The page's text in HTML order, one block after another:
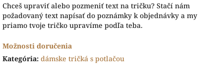
Chceš upraviť alebo pozmeniť text na tričku? Stačí nám
požadovaný text napísať do poznámky k objednávky a my
priamo tvoje tričko upravíme podľa teba.
Možnosti doručenia
Kategória: dámske tričká s potlačou